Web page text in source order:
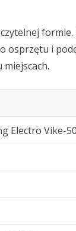
osprzętu i
Electro Vike-